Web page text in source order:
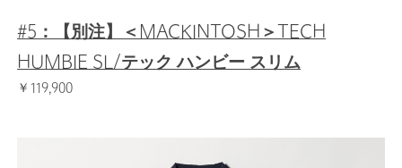
#5：【別注】＜MACKINTOSH＞TECH
HUMBIE SL/テック ハンビー スリム
￥119,900